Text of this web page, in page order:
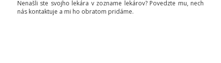
Nenašli ste svojho lekára v zozname lekárov? Povedzte mu, nech
nás kontaktuje a mi ho obratom pridáme.